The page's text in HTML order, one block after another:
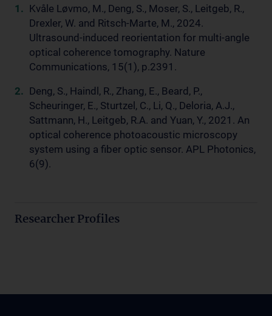
Kvåle Løvmo, M., Deng, S., Moser, S., Leitgeb, R.,
Drexler, W. and Ritsch-Marte, M., 2024.
Ultrasound-induced reorientation for multi-angle
optical coherence tomography. Nature
Communications, 15(1), p.2391.
Deng, S., Haindl, R., Zhang, E., Beard, P.,
Scheuringer, E., Sturtzel, C., Li, Q., Deloria, A.J.,
Sattmann, H., Leitgeb, R.A. and Yuan, Y., 2021. An
optical coherence photoacoustic microscopy
system using a fiber optic sensor. APL Photonics,
6(9).
Researcher Profiles